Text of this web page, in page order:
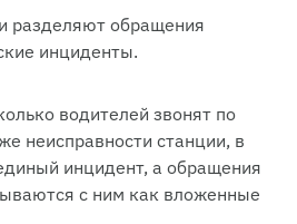
разделяют обращения
инциденты.
водителей звонят по
неисправности станции, в
инцидент, а обращения
с ним как вложенные